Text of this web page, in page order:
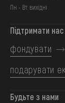
Пн - Вт: вихідні
Підтримати нас
фондувати
подарувати
Будьте з нами